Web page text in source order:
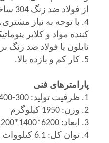
از فولاد ضد زنگ 304 ساخته شده است.
4. با توجه به نیاز
کننده مواد و کلاپر
نایلون یا فولاد ضد زنگ
5. کار کم و بازده بالا.
پارامترهای فنی
1. ظرفیت تولید: 300-400 کیلوگرم در ساعت
2. وزن: 1950 کیلوگرم
3. ابعاد: 6200*1400*1200 میلی متر
4. توان کل: